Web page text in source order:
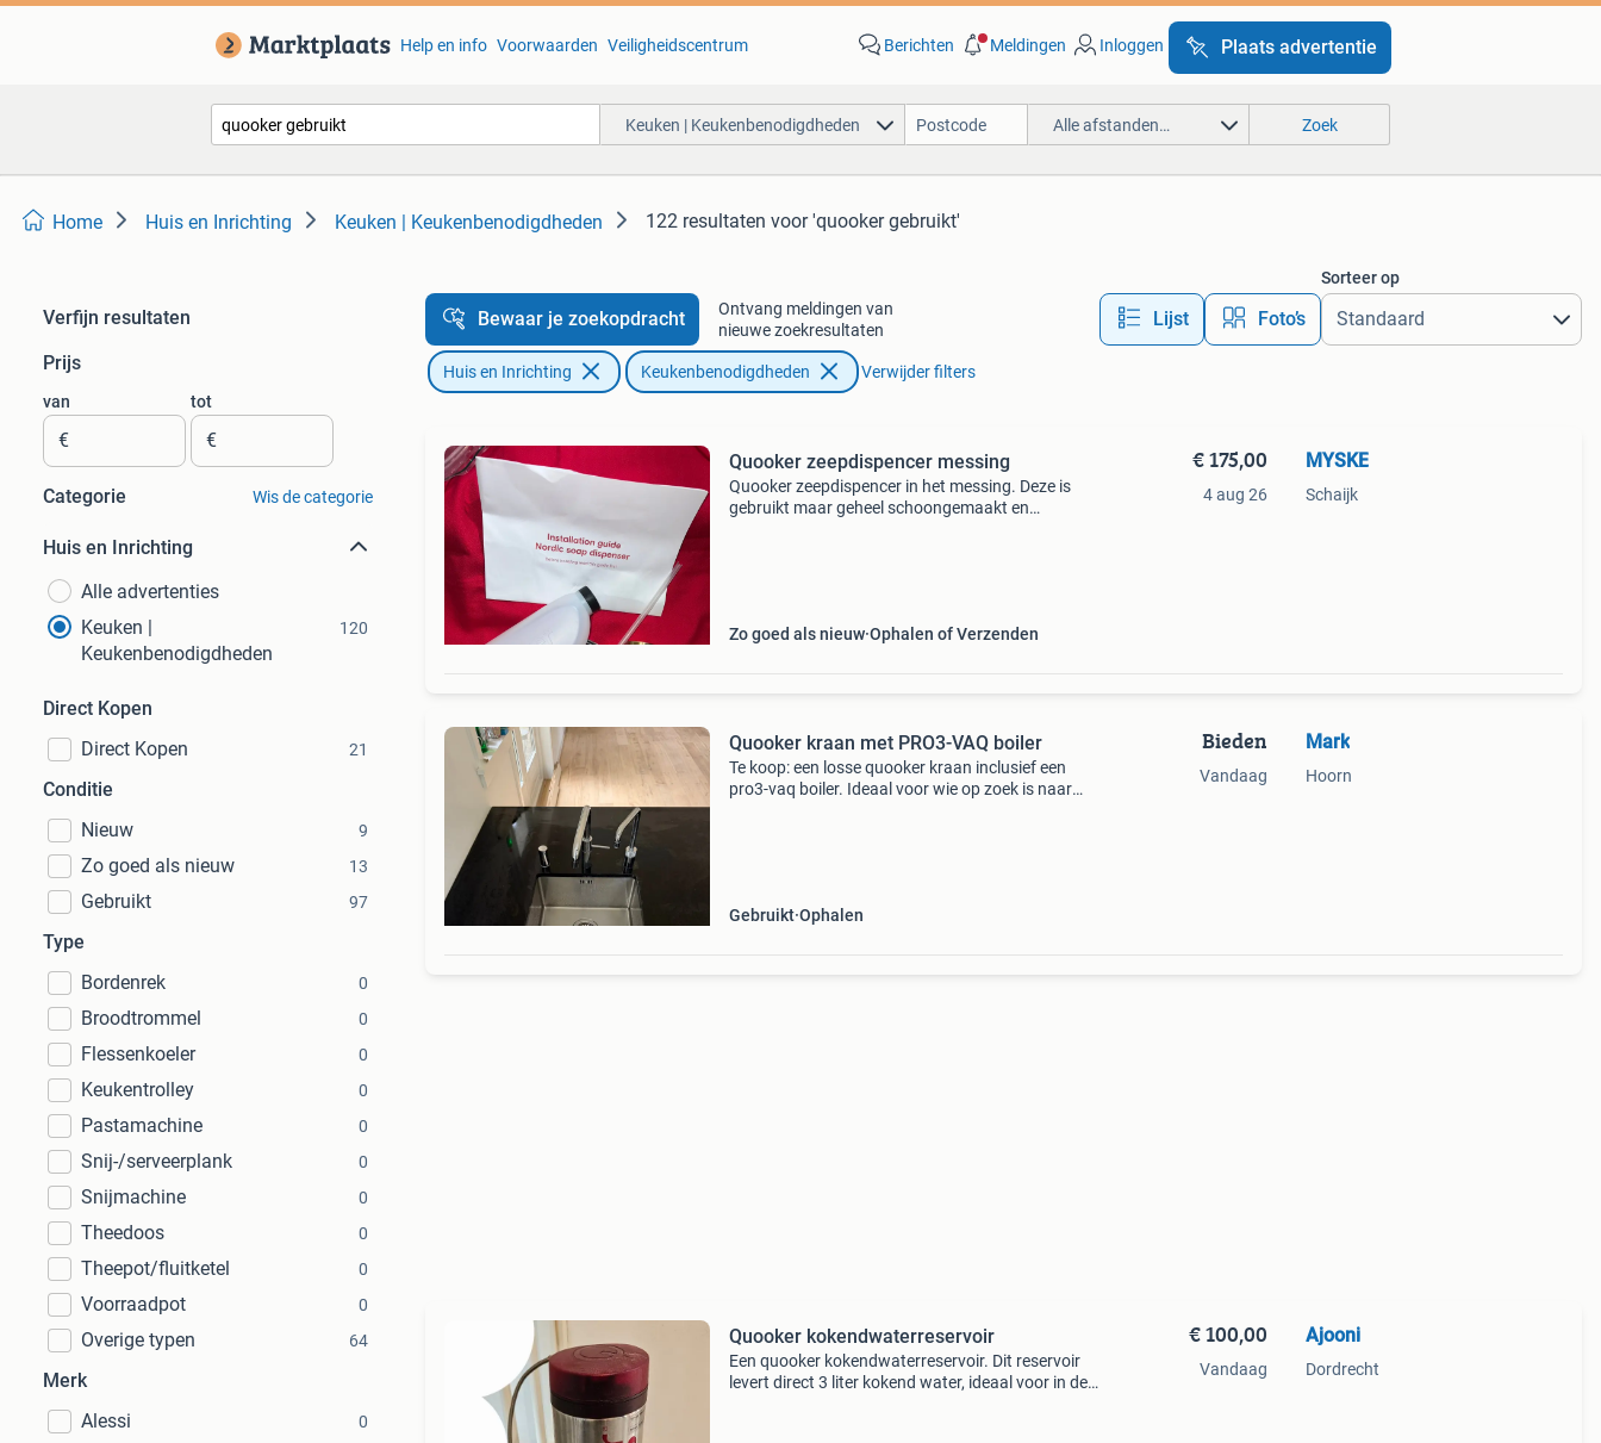
Help en info Voorwaarden Veiligheidscentrum Berichten Meldingen Inloggen Plaats advertentie
Keuken | Keukenbenodigdheden Alle afstanden… Zoek
Home Huis en Inrichting Keuken | Keukenbenodigdheden 122 resultaten voor 'quooker gebruikt'
Verfijn resultaten
Prijs
van
€
tot
€
Categorie Wis de categorie
Huis en Inrichting
Alle advertenties
Keuken |
Keukenbenodigdheden
120
Direct Kopen
Direct Kopen
21
Conditie
Nieuw
9
Zo goed als nieuw 13
Gebruikt 97
Type
Bordenrek
0
Broodtrommel 0
Flessenkoeler 0
Keukentrolley 0
Pastamachine 0
Snij-/serveerplank 0
Snijmachine 0
Theedoos 0
Theepot/fluitketel 0
Voorraadpot 0
Overige typen 64
Merk
Alessi
0
Bewaar je zoekopdracht
Ontvang meldingen van
nieuwe zoekresultaten
Lijst Foto’s
Sorteer op
Huis en Inrichting Keukenbenodigdheden Verwijder filters
Quooker zeepdispencer messing
Quooker zeepdispencer in het messing. Deze is
gebruikt maar geheel schoongemaakt en
Zo goed als nieuw Ophalen of Verzenden
€ 175,00
4 aug 26
MYSKE
Schaijk
Quooker kraan met PRO3-VAQ boiler
Te koop: een losse quooker kraan inclusief een
pro3-vaq boiler. Ideaal voor wie op zoek is naar
Gebruikt Ophalen
Bieden
Vandaag
Mark
Hoorn
Quooker kokendwaterreservoir
Een quooker kokendwaterreservoir. Dit reservoir
levert direct 3 liter kokend water, ideaal voor in de
€ 100,00
Vandaag
Ajooni
Dordrecht